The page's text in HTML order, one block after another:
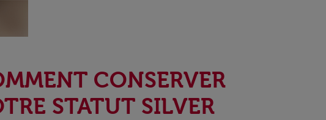
CONSERVER
STATUT SILVER